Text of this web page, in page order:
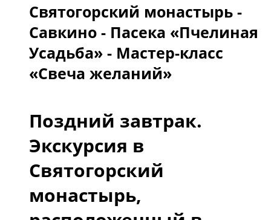
Святогорский монастырь -
Савкино - Пасека «Пчелиная
Усадьба» - Мастер-класс
«Свеча желаний»
Поздний завтрак.
Экскурсия в
Святогорский
монастырь,